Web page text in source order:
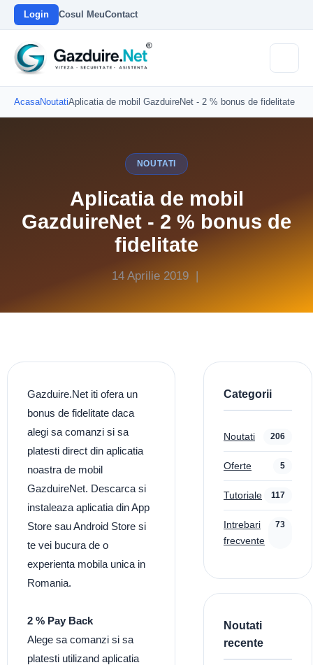
Login Cosul MeuContact
AcasaNoutatiAplicatia de mobil GazduireNet - 2 % bonus de fidelitate
NOUTATI
Aplicatia de mobil
GazduireNet - 2 % bonus de
fidelitate
14 Aprilie 2019 |
Gazduire.Net iti ofera un
bonus de fidelitate daca
alegi sa comanzi si sa
platesti direct din aplicatia
noastra de mobil
GazduireNet. Descarca si
instaleaza aplicatia din App
Store sau Android Store si
te vei bucura de o
experienta mobila unica in
Romania.
2 % Pay Back
Alege sa comanzi si sa
platesti utilizand aplicatia
Categorii
Noutati 206
Oferte 5
Tutoriale 117
Intrebari
frecvente
73
Noutati
recente